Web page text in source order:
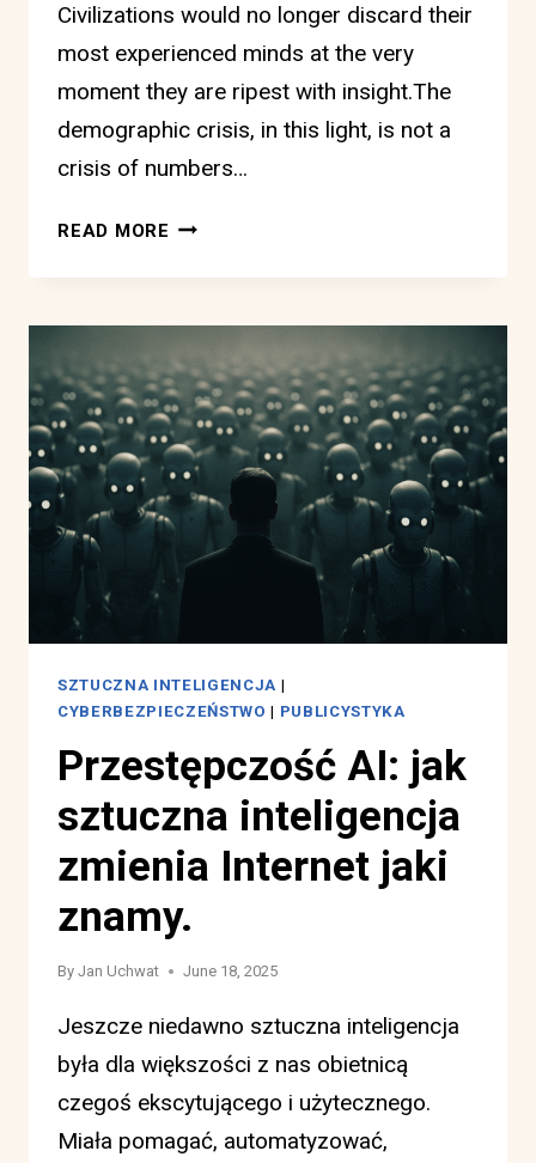
Civilizations would no longer discard their
most experienced minds at the very
moment they are ripest with insight.The
demographic crisis, in this light, is not a
crisis of numbers…
READ MORE THE
ANSWER
COLLAPSE
SZTUCZNA INTELIGENCJA |
CYBERBEZPIECZEŃSTWO | PUBLICYSTYKA
Przestępczość AI: jak
sztuczna inteligencja
zmienia Internet jaki
znamy.
By Jan Uchwat June 18, 2025
Jeszcze niedawno sztuczna inteligencja
była dla większości z nas obietnicą
czegoś ekscytującego i użytecznego.
Miała pomagać, automatyzować,